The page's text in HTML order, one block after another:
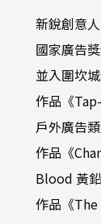
新銳創意
國家廣告
並入圍坎
作品《
戶外廣告
作品《
Blood 黃
作品《